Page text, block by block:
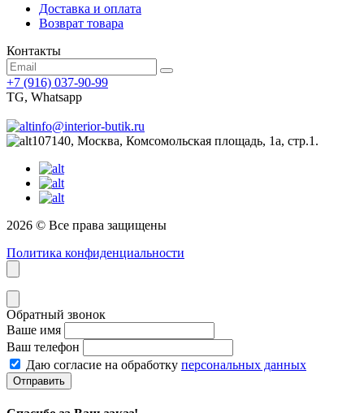
Доставка и оплата
Возврат товара
Контакты
+7 (916) 037-90-99
TG, Whatsapp
info@interior-butik.ru
107140, Москва, Комсомольская площадь, 1а, стр.1.
2026 © Все права защищены
Политика конфиденциальности
Обратный звонок
Ваше имя
Ваш телефон
Даю согласие на обработку персональных данных
Отправить